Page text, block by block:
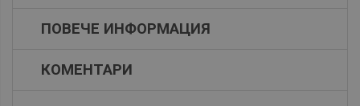
ПОВЕЧЕ ИНФОРМАЦИЯ
КОМЕНТАРИ